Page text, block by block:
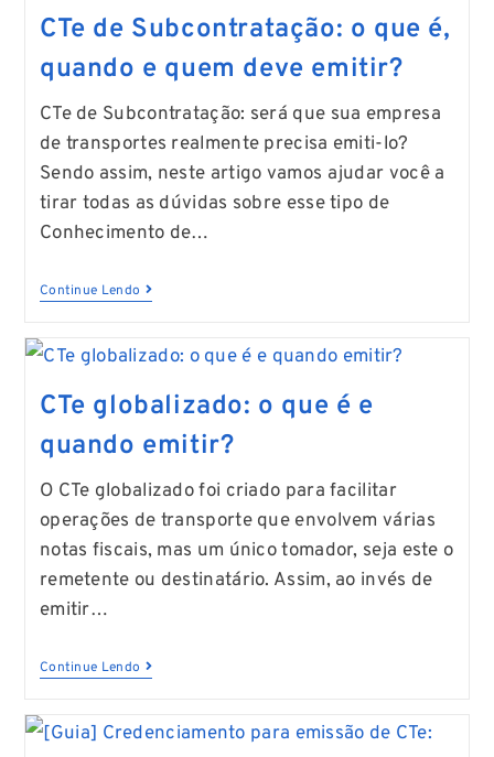
CTe de Subcontratação: o que é,
quando e quem deve emitir?
CTe de Subcontratação: será que sua empresa
de transportes realmente precisa emiti-lo?
Sendo assim, neste artigo vamos ajudar você a
tirar todas as dúvidas sobre esse tipo de
Conhecimento de…
Continue Lendo
CTe globalizado: o que é e
quando emitir?
O CTe globalizado foi criado para facilitar
operações de transporte que envolvem várias
notas fiscais, mas um único tomador, seja este o
remetente ou destinatário. Assim, ao invés de
emitir…
Continue Lendo